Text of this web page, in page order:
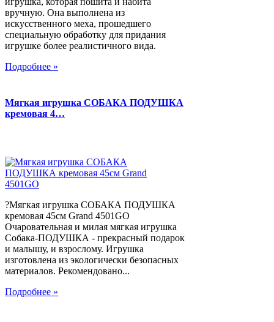
вручную. Она выполнена из
искусственного меха, прошедшего
специальную обработку для придания
игрушке более реалистичного вида.
Подробнее »
Мягкая игрушка СОБАКА ПОДУШКА
кремовая 4…
?Мягкая игрушка СОБАКА ПОДУШКА
кремовая 45см Grand 4501GO
Очаровательная и милая мягкая игрушка
Собака-ПОДУШКА - прекрасный подарок
и малышу, и взрослому. Игрушка
изготовлена из экологически безопасных
материалов. Рекомендовано...
Подробнее »